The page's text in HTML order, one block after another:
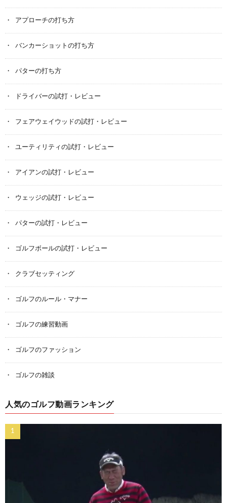
アプローチの打ち方
バンカーショットの打ち方
パターの打ち方
ドライバーの試打・レビュー
フェアウェイウッドの試打・レビュー
ユーティリティの試打・レビュー
アイアンの試打・レビュー
ウェッジの試打・レビュー
パターの試打・レビュー
ゴルフボールの試打・レビュー
クラブセッティング
ゴルフのルール・マナー
ゴルフの練習動画
ゴルフのファッション
ゴルフの雑談
人気のゴルフ動画ランキング